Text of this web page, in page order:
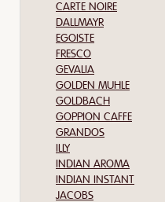
CARTE NOIRE
DALLMAYR
EGOISTE
FRESCO
GEVALIA
GOLDEN MUHLE
GOLDBACH
GOPPION CAFFE
GRANDOS
ILLY
INDIAN AROMA
INDIAN INSTANT
JACOBS